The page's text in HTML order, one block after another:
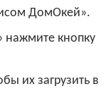
ДомОкей».
нажмите кнопку
их загрузить в